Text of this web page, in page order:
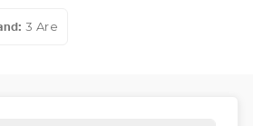
3 Are